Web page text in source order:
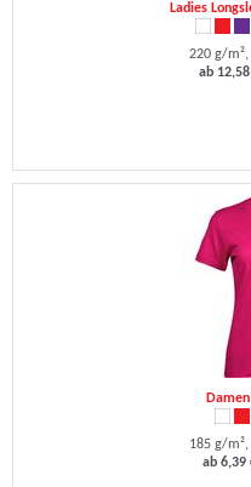
Ladies
220 g/
ab
185 g/
ab 6,39